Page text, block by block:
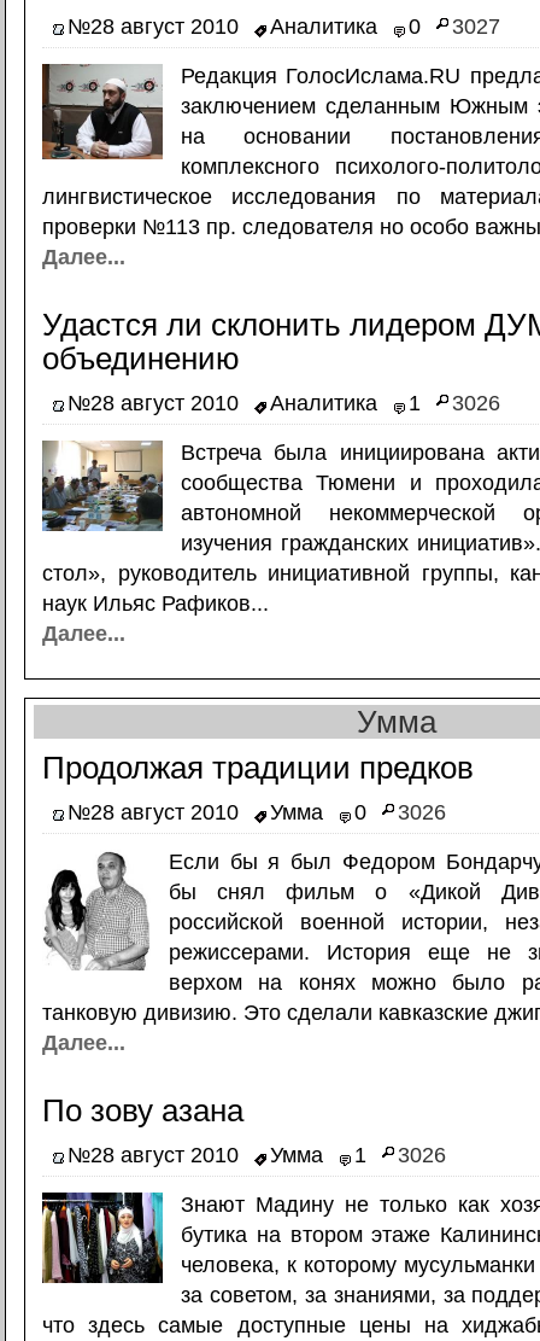
№28 август 2010 Аналитика 0
3027
Редакция ГолосИслама.RU
заключением сделанным Южным
на основании
комплексного психолого-
лингвистическое исследования по
проверки №113 пр. следователя но особо
Далее...
Удастся ли склонить лидером
объединению
№28 август 2010 Аналитика 1
3026
Встреча была инициирована
сообщества Тюмени и
автономной некоммерческой
изучения гражданских
стол», руководитель инициативной группы,
наук Ильяс Рафиков...
Далее...
Умма
Продолжая традиции предков
№28 август 2010 Умма 0
3026
Если бы я был Федором
бы снял фильм о «Дикой
российской военной истории,
режиссерами. История еще не
верхом на конях можно было
танковую дивизию. Это сделали кавказские
Далее...
По зову азана
№28 август 2010 Умма 1
3026
Знают Мадину не только как
бутика на втором этаже
человека, к которому
за советом, за знаниями, за
что здесь самые доступные цены на